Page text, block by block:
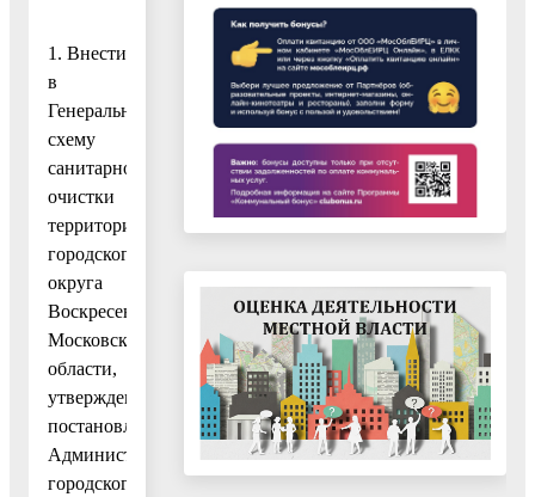
1. Внести
в
Генеральную
схему
санитарной
очистки
территории
городского
округа
Воскресенск
Московской
области,
утвержденную
постановлением
Администрации
городского